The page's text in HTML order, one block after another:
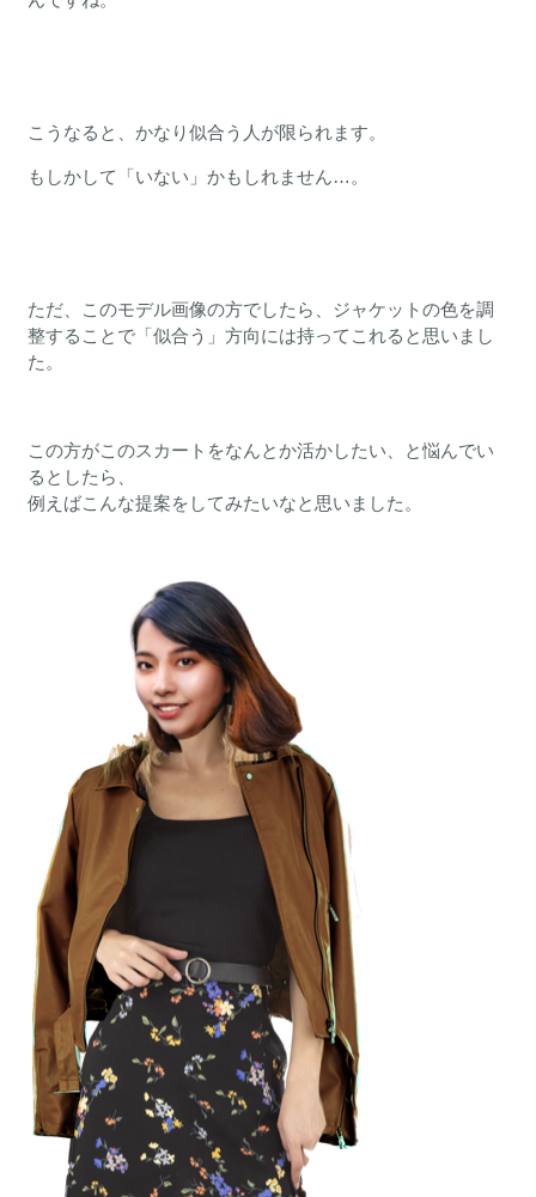
こうなると、かなり似合う人が限られます。
もしかして「いない」かもしれません…。
ただ、このモデル画像の方でしたら、ジャケットの色を調
整することで「似合う」方向には持ってこれると思いまし
た。
この方がこのスカートをなんとか活かしたい、と悩んでい
るとしたら、
例えばこんな提案をしてみたいなと思いました。